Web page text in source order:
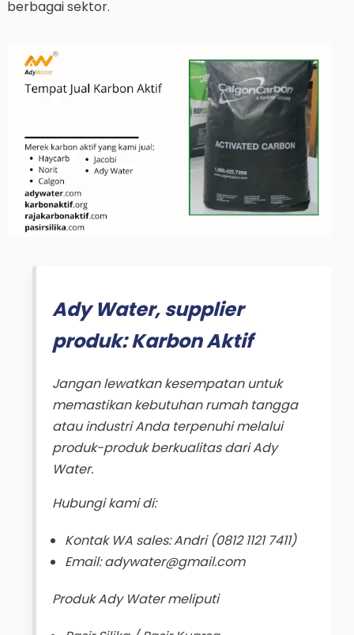
berbagai sektor.
Ady Water, supplier
produk: Karbon Aktif
Jangan lewatkan kesempatan untuk
memastikan kebutuhan rumah tangga
atau industri Anda terpenuhi melalui
produk-produk berkualitas dari Ady
Water.
Hubungi kami di:
Kontak WA sales: Andri (0812 1121 7411)
Email: adywater@gmail.com
Produk Ady Water meliputi